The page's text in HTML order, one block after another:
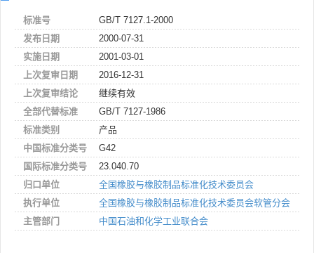
标准号
GB/T 7127.1-2000
发布日期
2000-07-31
实施日期
2001-03-01
上次复审日期
2016-12-31
上次复审结论
继续有效
全部代替标准
GB/T 7127-1986
标准类别
产品
中国标准分类号
G42
国际标准分类号
23.040.70
归口单位
全国橡胶与橡胶制品标准化技术委员会
执行单位
全国橡胶与橡胶制品标准化技术委员会软管分会
主管部门
中国石油和化学工业联合会